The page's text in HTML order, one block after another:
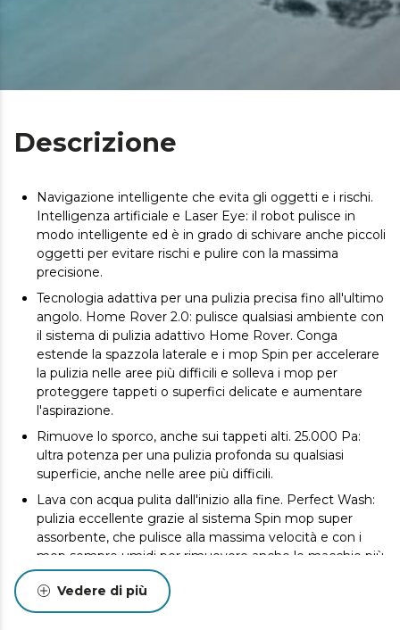
Descrizione
Navigazione intelligente che evita gli oggetti e i rischi.
Intelligenza artificiale e Laser Eye: il robot pulisce in
modo intelligente ed è in grado di schivare anche piccoli
oggetti per evitare rischi e pulire con la massima
precisione.
Tecnologia adattiva per una pulizia precisa fino all'ultimo
angolo. Home Rover 2.0: pulisce qualsiasi ambiente con
il sistema di pulizia adattivo Home Rover. Conga
estende la spazzola laterale e i mop Spin per accelerare
la pulizia nelle aree più difficili e solleva i mop per
proteggere tappeti o superfici delicate e aumentare
l'aspirazione.
Rimuove lo sporco, anche sui tappeti alti. 25.000 Pa:
ultra potenza per una pulizia profonda su qualsiasi
superficie, anche nelle aree più difficili.
Lava con acqua pulita dall'inizio alla fine. Perfect Wash:
pulizia eccellente grazie al sistema Spin mop super
assorbente, che pulisce alla massima velocità e con i
mop sempre umidi per rimuovere anche le macchie più
ostinate.
Manutenzione completa con disinfezione dei mop.
Vedere di più